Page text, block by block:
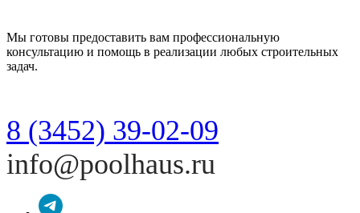
Мы готовы предоставить вам профессиональную
консультацию и помощь в реализации любых строительных
задач.
8 (3452) 39-02-09
info@poolhaus.ru